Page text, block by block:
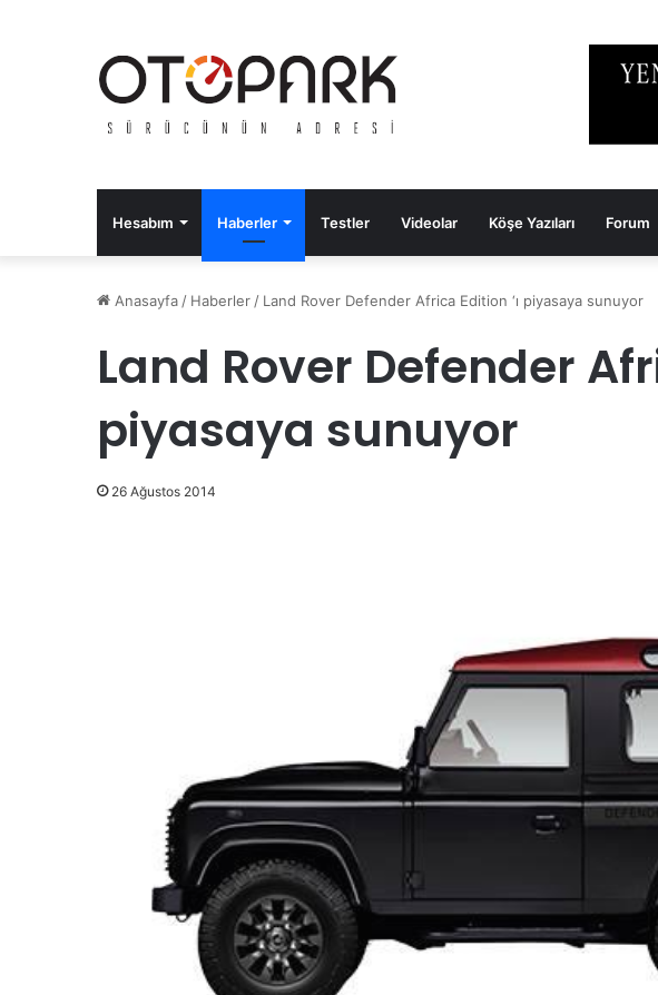
Hesabım Haberler Testler Videolar Köşe Yazıları Forum
Anasayfa / Haberler / Land Rover Defender Africa Edition ‘ı piyasaya sunuyor
Land Rover Defender
piyasaya sunuyor
26 Ağustos 2014